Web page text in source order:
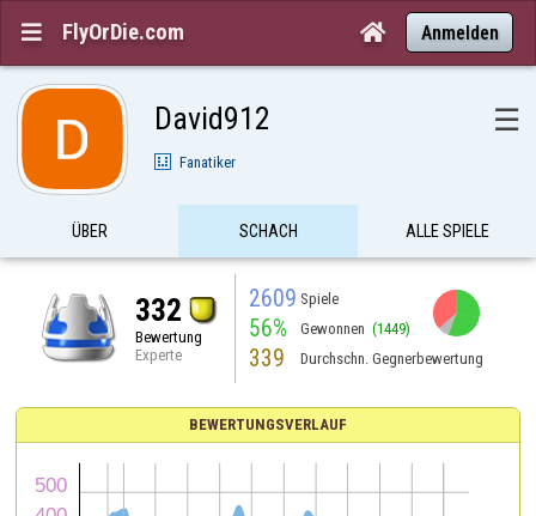
 FlyOrDie.com  Anmelden
David912 ☰
Fanatiker
ÜBER SCHACH ALLE SPIELE
332
Bewertung
Experte
2609 Spiele
56% Gewonnen (1449)
339 Durchschn. Gegnerbewertung
BEWERTUNGSVERLAUF